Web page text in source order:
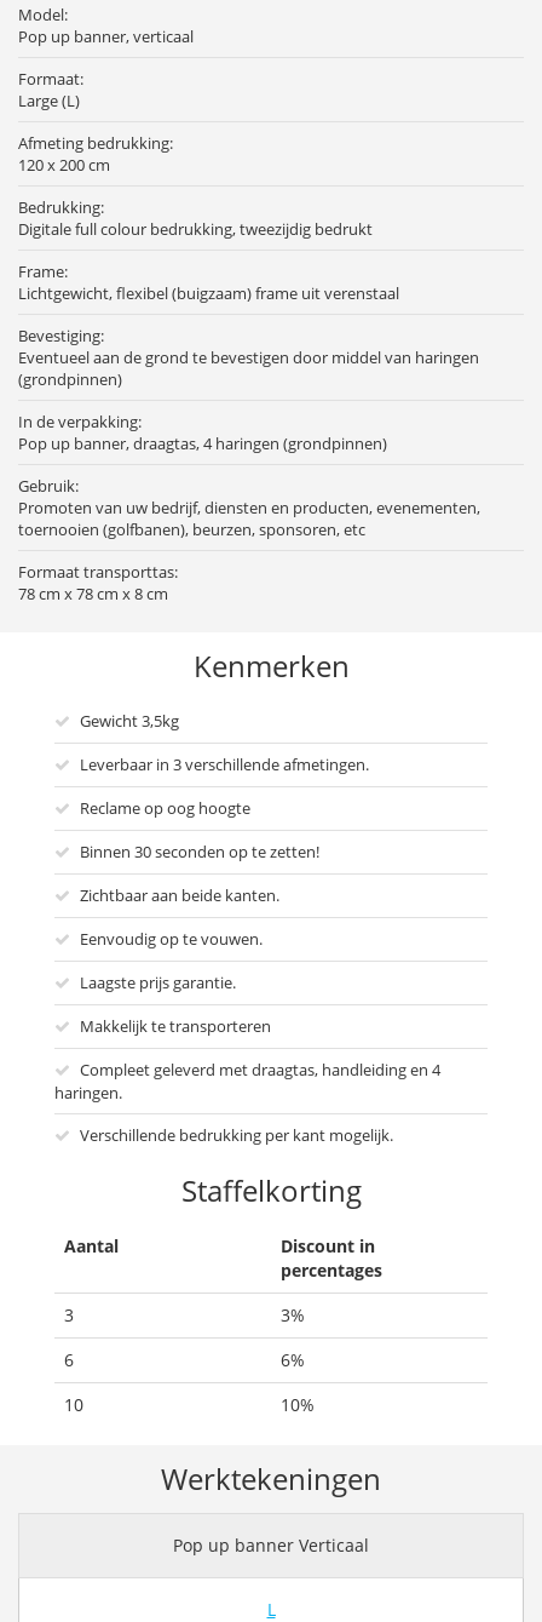
Model:
Pop up banner, verticaal
Formaat:
Large (L)
Afmeting bedrukking:
120 x 200 cm
Bedrukking:
Digitale full colour bedrukking, tweezijdig bedrukt
Frame:
Lichtgewicht, flexibel (buigzaam) frame uit verenstaal
Bevestiging:
Eventueel aan de grond te bevestigen door middel van haringen
(grondpinnen)
In de verpakking:
Pop up banner, draagtas, 4 haringen (grondpinnen)
Gebruik:
Promoten van uw bedrijf, diensten en producten, evenementen,
toernooien (golfbanen), beurzen, sponsoren, etc
Formaat transporttas:
78 cm x 78 cm x 8 cm
Kenmerken
Gewicht 3,5kg
Leverbaar in 3 verschillende afmetingen.
Reclame op oog hoogte
Binnen 30 seconden op te zetten!
Zichtbaar aan beide kanten.
Eenvoudig op te vouwen.
Laagste prijs garantie.
Makkelijk te transporteren
Compleet geleverd met draagtas, handleiding en 4
haringen.
Verschillende bedrukking per kant mogelijk.
Staffelkorting
Aantal
Discount in
percentages
3
3%
6
6%
10
10%
Werktekeningen
Pop up banner Verticaal
L